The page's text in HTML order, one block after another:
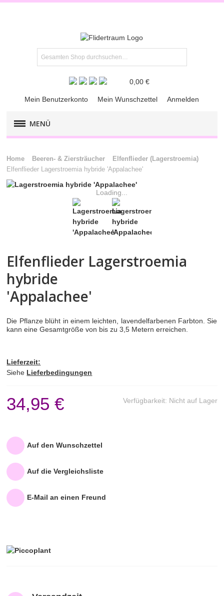
0,00 €
Mein Benutzerkonto Mein Wunschzettel Anmelden
MENÜ
FLIEDER-​PREMIUM
FLIEDER-RARITÄTEN
Ziersträucher
Amerikanische Heidelbeere (Vaccinium
corymbosum)
Waldheidelbeere (Vaccinium myrtillus)
Bauernjasmin (Philadelphus)
Elfenflieder (Lagerstroemia)
TIPPS & ZUBEHÖR
UNTERNEHMEN
PICCOPLANT IM TV
Home Beeren- & Ziersträucher
Elfenflieder (Lagerstroemia)
Elfenflieder Lagerstroemia hybride 'Appalachee'
Loading...
Elfenflieder Lagerstroemia
hybride
'Appalachee'
Die Pflanze blüht in einem leichten, lavendelfarbenen Farbton. Sie
kann eine Gesamtgröße von bis zu 3,5 Metern erreichen.
Lieferzeit:
Siehe Lieferbedingungen
Verfügbarkeit: Nicht auf Lager
34,95 €
Auf den Wunschzettel
Auf die Vergleichsliste
E-Mail an einen Freund